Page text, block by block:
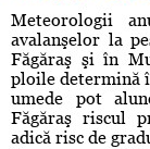
Meteorologii
avalanşelor la
Făgăraş şi în
ploile determină
umede pot
Făgăraş riscul
adică risc de